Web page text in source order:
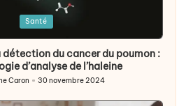
Santé
détection du cancer du poumon :
d’analyse de l’haleine
Caron 30 novembre 2024